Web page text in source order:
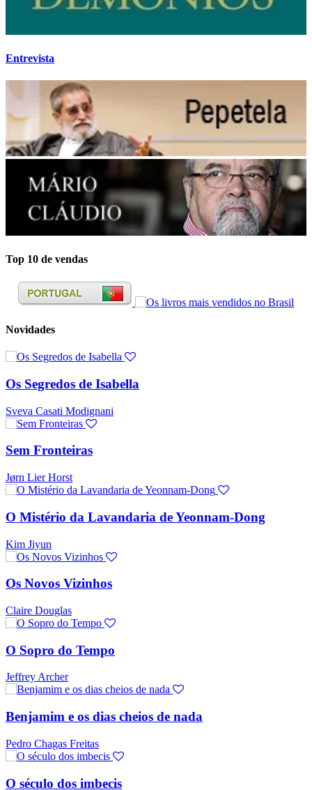
Entrevista
Top 10 de vendas
Novidades
Os Segredos de Isabella
Sveva Casati Modignani
Sem Fronteiras
Jørn Lier Horst
O Mistério da Lavandaria de Yeonnam-Dong
Kim Jiyun
Os Novos Vizinhos
Claire Douglas
O Sopro do Tempo
Jeffrey Archer
Benjamim e os dias cheios de nada
Pedro Chagas Freitas
O século dos imbecis